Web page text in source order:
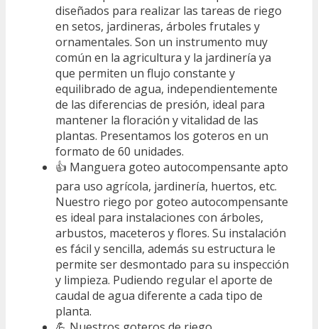
diseñados para realizar las tareas de riego
en setos, jardineras, árboles frutales y
ornamentales. Son un instrumento muy
común en la agricultura y la jardinería ya
que permiten un flujo constante y
equilibrado de agua, independientemente
de las diferencias de presión, ideal para
mantener la floración y vitalidad de las
plantas. Presentamos los goteros en un
formato de 60 unidades.
👍 Manguera goteo autocompensante apto
para uso agrícola, jardinería, huertos, etc.
Nuestro riego por goteo autocompensante
es ideal para instalaciones con árboles,
arbustos, maceteros y flores. Su instalación
es fácil y sencilla, además su estructura le
permite ser desmontado para su inspección
y limpieza. Pudiendo regular el aporte de
caudal de agua diferente a cada tipo de
planta.